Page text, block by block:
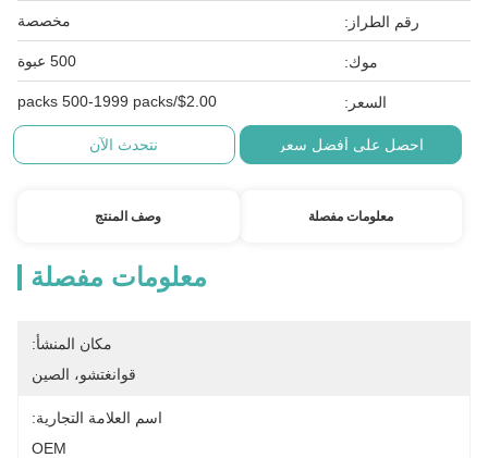
رقم الطراز: مخصصة
موك: 500 عبوة
السعر: $2.00/packs 500-1999 packs
احصل على أفضل سعر نتحدث الآن
معلومات مفصلة وصف المنتج
معلومات مفصلة
مكان المنشأ:
قوانغتشو، الصين
اسم العلامة التجارية:
OEM